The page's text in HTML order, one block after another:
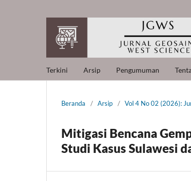
Terkini Arsip Pengumuman
Beranda / Arsip / Vol 4 No 02 (2026):
Mitigasi Bencana
Studi Kasus Sulawesi